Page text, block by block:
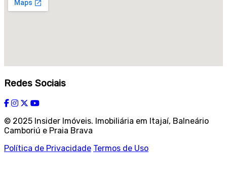
Redes Sociais
© 2025 Insider Imóveis. Imobiliária em Itajaí, Balneário
Camboriú e Praia Brava
Política de Privacidade Termos de Uso